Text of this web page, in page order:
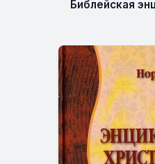
Библейская